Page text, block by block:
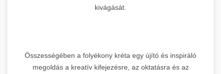
kivágását.
Összességében a folyékony kréta egy újító és inspiráló
megoldás a kreatív kifejezésre, az oktatásra és az